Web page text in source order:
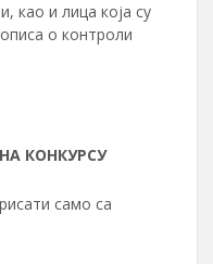
као и лица која су
о контроли
КОНКУРСУ
само са